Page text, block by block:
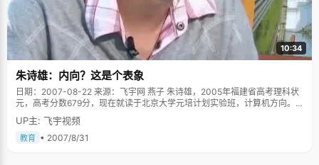
10:34
朱诗雄：内向？这是个表象
日期：2007-08-22 来源：飞宇网 燕子 朱诗雄，2005年福建省高考理科状
元，高考分数679分，现在就读于北京大学元培计划实验班，计算机方向。
朱诗雄给人的第一感觉是温文儒雅，而且亲切礼貌的，打招呼、说话都是面
带微笑，温温柔柔，不明就里的人准会把他归为中文系、历史系一类的高材
生，绝对不会往理科上靠，当然，这绝对是错觉。他有内向、腼腆的表面特
UP主: 飞宇视频
教育 • 2007/8/31